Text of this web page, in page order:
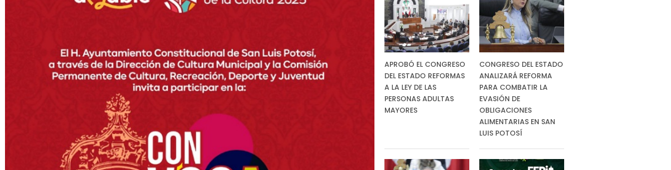
APROBÓ EL CONGRESO
DEL ESTADO REFORMAS
A LA LEY DE LAS
PERSONAS ADULTAS
MAYORES
CONGRESO DEL ESTADO
ANALIZARÁ REFORMA
PARA COMBATIR LA
EVASIÓN DE
OBLIGACIONES
ALIMENTARIAS EN SAN
LUIS POTOSÍ